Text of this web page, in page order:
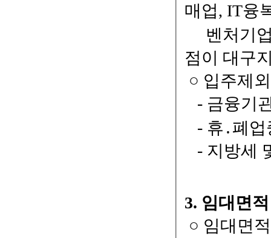
매업, IT융
벤처기업
점이 대구
○ 입주제
- 금융기
- 휴․폐업
- 지방세
3. 임대면
○ 임대면적